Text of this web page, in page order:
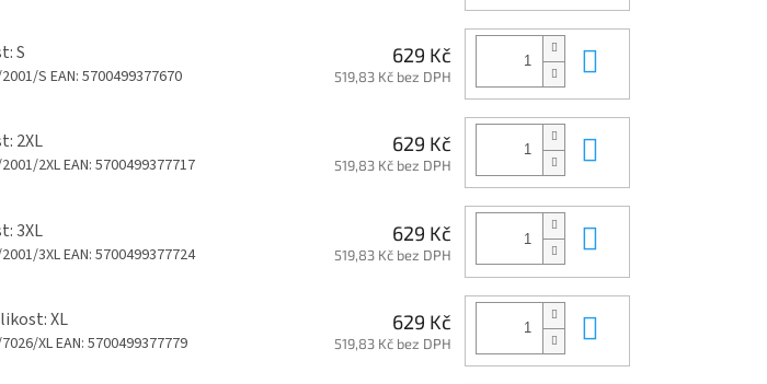
S
SEAN: 5700499377670
629 Kč
519,83 Kč bez DPH
2XL
2XLEAN: 5700499377717
629 Kč
519,83 Kč bez DPH
3XL
3XLEAN: 5700499377724
629 Kč
519,83 Kč bez DPH
XL
XLEAN: 5700499377779
629 Kč
519,83 Kč bez DPH